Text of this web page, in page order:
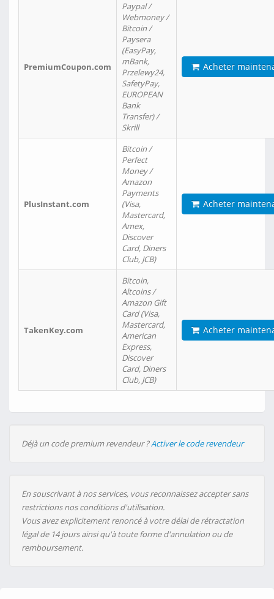
PremiumCoupon.com
Paypal /
Webmoney /
Bitcoin /
Paysera
(EasyPay,
mBank,
Przelewy24,
SafetyPay,
EUROPEAN
Bank
Transfer) /
Skrill
Acheter
PlusInstant.com
Bitcoin /
Perfect
Money /
Amazon
Payments
(Visa,
Mastercard,
Amex,
Discover
Card, Diners
Club, JCB)
Acheter
TakenKey.com
Bitcoin,
Altcoins /
Amazon Gift
Card (Visa,
Mastercard,
American
Express,
Discover
Card, Diners
Club, JCB)
Acheter
Déjà un code premium revendeur ?Activer le code revendeur
En souscrivant à nos services, vous reconnaissez accepter sans
restrictions nos conditions d'utilisation.
Vous avez explicitement renoncé à votre délai de rétractation
légal de 14 jours ainsi qu'à toute forme d'annulation ou de
remboursement.